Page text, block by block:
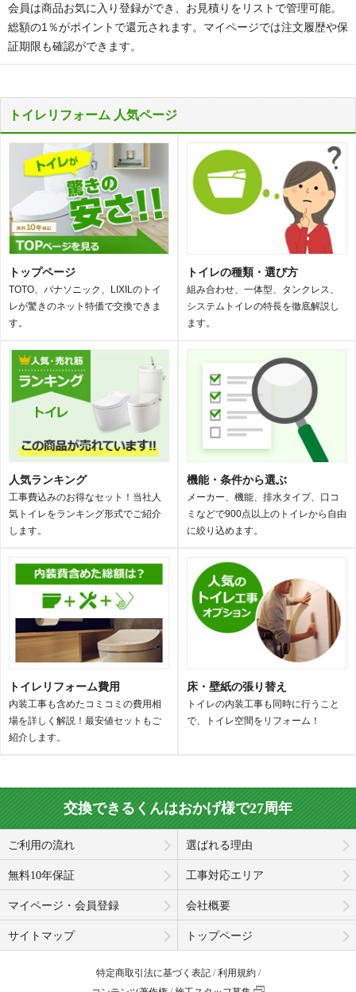
会員は商品お気に入り登録ができ、お見積りをリストで管理可能。
総額の1％がポイントで還元されます。マイページでは注文履歴や保
証期限も確認ができます。
トイレリフォーム 人気ページ
トップページ
TOTO、パナソニック、LIXILのトイ
レが驚きのネット特価で交換できま
す。
トイレの種類・選び方
組み合わせ、一体型、タンクレス、
システムトイレの特長を徹底解説し
ます。
人気ランキング
工事費込みのお得なセット！当社人
気トイレをランキング形式でご紹介
します。
機能・条件から選ぶ
メーカー、機能、排水タイプ、口コ
ミなどで900点以上のトイレから自由
に絞り込めます。
トイレリフォーム費用
内装工事も含めたコミコミの費用相
場を詳しく解説！最安値セットもご
紹介します。
床・壁紙の張り替え
トイレの内装工事も同時に行うこと
で、トイレ空間をリフォーム！
交換できるくんはおかげ様で27周年
ご利用の流れ 選ばれる理由
無料10年保証 工事対応エリア
マイページ・会員登録 会社概要
サイトマップ トップページ
特定商取引法に基づく表記
利用規約